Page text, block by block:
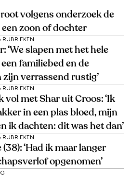
volgens onderzoek de
een zoon of dochter
‘We slapen met het hele
familiebed en de
zijn verrassend rustig’
vol met Shar uit Croos: ‘Ik
in een plas bloed, mijn
ik dachten: dit was het dan’
‘Had ik maar langer
opgenomen’